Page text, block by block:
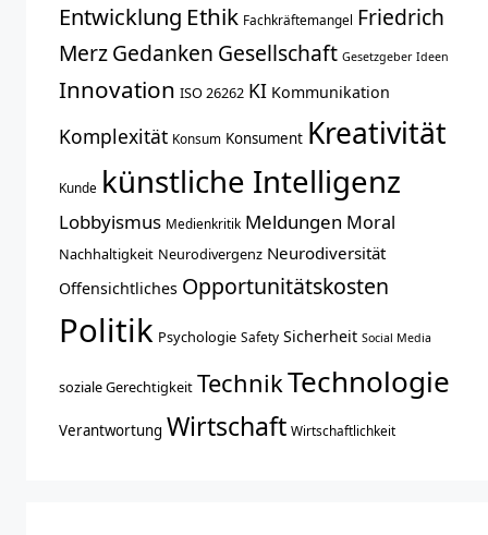
Entwicklung Ethik Fachkräftemangel Friedrich
MerzGedanken Gesellschaft Gesetzgeber Ideen
Innovation ISO 26262 KI Kommunikation
Komplexität Konsum Konsument Kreativität
Kunde künstliche Intelligenz
Lobbyismus Medienkritik Meldungen Moral
Nachhaltigkeit Neurodivergenz Neurodiversität
Offensichtliches Opportunitätskosten
Politik Psychologie Safety Sicherheit Social Media
soziale Gerechtigkeit TechnikTechnologie
Verantwortung Wirtschaft Wirtschaftlichkeit